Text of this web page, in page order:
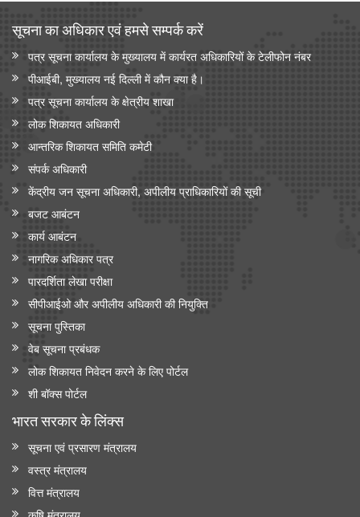
सूचना का अधिकार एवं हमसे सम्‍पर्क करें
पत्र सूचना कार्यालय के मुख्यालय में कार्यरत अधिकारियों के टेलीफोन नंबर
पीआईबी, मुख्यालय नई दिल्ली में कौन क्या है।
पत्र सूचना कार्यालय के क्षेत्रीय शाखा
लोक शिकायत अधिकारी
आन्‍तरिक शिकायत समिति कमेटी
संपर्क अधिकारी
केंद्रीय जन सूचना अधिकारी, अपीलीय प्राधिकारियों की सूची
बजट आबंटन
कार्य आबंटन
नागरिक अधिकार पत्र
पारदर्शिता लेखा परीक्षा
सीपीआईओ और अपी‍लीय अधिकारी की नियुक्ति
सूचना पुस्तिका
वेब सूचना प्रबंधक
लोक शिकायत निवेदन करने के लिए पोर्टल
शी बॉक्स पोर्टल
भारत सरकार के लिंक्‍स
सूचना एवं प्रसारण मंत्रालय
वस्त्र मंत्रालय
वित्त मंत्रालय